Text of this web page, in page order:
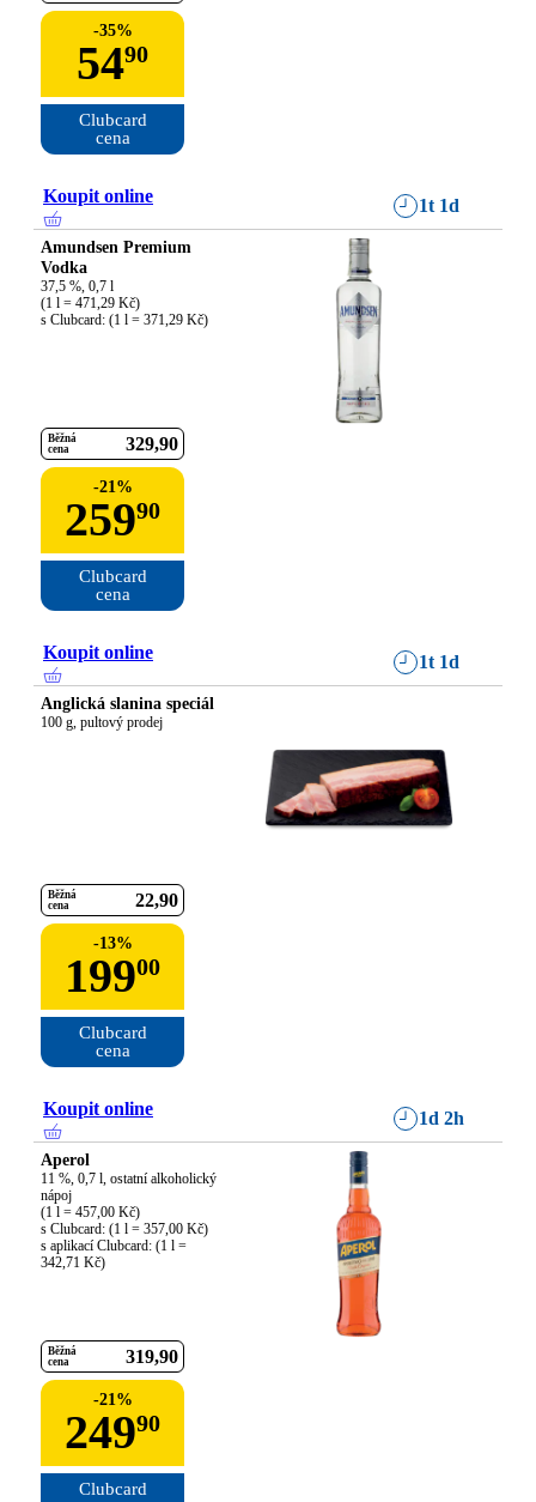
-35%
5490
Clubcard
cena
Koupit online 1t 1d
Amundsen Premium
Vodka
37,5 %, 0,7 l
(1 l = 471,29 Kč)
s Clubcard: (1 l = 371,29 Kč)
Běžná
cena
329 90
-21%
25990
Clubcard
cena
Koupit online 1t 1d
Anglická slanina speciál
100 g, pultový prodej
Běžná
cena
22 90
-13%
19900
Clubcard
cena
Koupit online 1d 2h
Aperol
11 %, 0,7 l, ostatní alkoholický
nápoj
(1 l = 457,00 Kč)
s Clubcard: (1 l = 357,00 Kč)
s aplikací Clubcard: (1 l =
342,71 Kč)
Běžná
cena
319 90
-21%
24990
Clubcard